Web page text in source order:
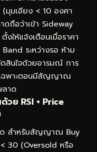
มุมเอียง < 10 องศา
ถือว่าเข้า Sideway
ให้แจ้งเตือนเมื่อราคา
ระหว่างรอ ห้าม
ดสินใจด้วยอารมณ์ การ
ฉพาะตอนมีสัญญาณ
ลาด
ย RSI + Price
ด สำหรับสัญญาณ Buy
30 (Oversold หรือ